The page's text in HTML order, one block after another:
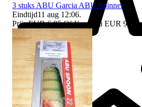
3 stuks ABU Garcia ABU Spinner
Eindtijd11 aug 12:06.
Prijs:EUR 6,85,Of Koop nu EUR 9,68 ,.